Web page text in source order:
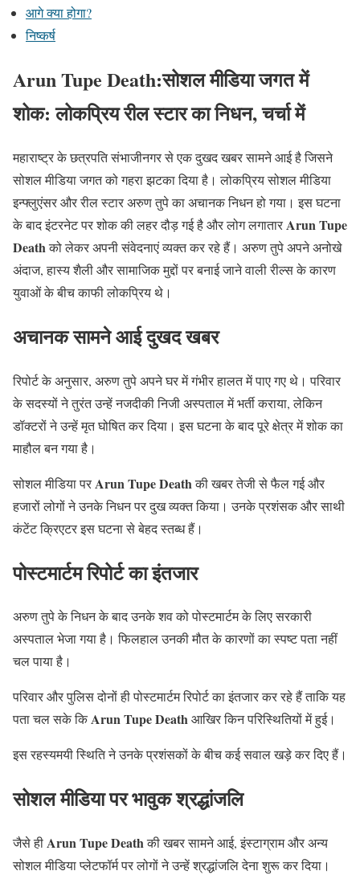
आगे क्या होगा?
निष्कर्ष
Arun Tupe Death:सोशल मीडिया जगत में
शोक: लोकप्रिय रील स्टार का निधन, चर्चा में
महाराष्ट्र के छत्रपति संभाजीनगर से एक दुखद खबर सामने आई है जिसने
सोशल मीडिया जगत को गहरा झटका दिया है। लोकप्रिय सोशल मीडिया
इन्फ्लुएंसर और रील स्टार अरुण तुपे का अचानक निधन हो गया। इस घटना
के बाद इंटरनेट पर शोक की लहर दौड़ गई है और लोग लगातारArun Tupe
Deathको लेकर अपनी संवेदनाएं व्यक्त कर रहे हैं। अरुण तुपे अपने अनोखे
अंदाज, हास्य शैली और सामाजिक मुद्दों पर बनाई जाने वाली रील्स के कारण
युवाओं के बीच काफी लोकप्रिय थे।
अचानक सामने आई दुखद खबर
रिपोर्ट के अनुसार, अरुण तुपे अपने घर में गंभीर हालत में पाए गए थे। परिवार
के सदस्यों ने तुरंत उन्हें नजदीकी निजी अस्पताल में भर्ती कराया, लेकिन
डॉक्टरों ने उन्हें मृत घोषित कर दिया। इस घटना के बाद पूरे क्षेत्र में शोक का
माहौल बन गया है।
सोशल मीडिया परArun Tupe Deathकी खबर तेजी से फैल गई और
हजारों लोगों ने उनके निधन पर दुख व्यक्त किया। उनके प्रशंसक और साथी
कंटेंट क्रिएटर इस घटना से बेहद स्तब्ध हैं।
पोस्टमार्टम रिपोर्ट का इंतजार
अरुण तुपे के निधन के बाद उनके शव को पोस्टमार्टम के लिए सरकारी
अस्पताल भेजा गया है। फिलहाल उनकी मौत के कारणों का स्पष्ट पता नहीं
चल पाया है।
परिवार और पुलिस दोनों ही पोस्टमार्टम रिपोर्ट का इंतजार कर रहे हैं ताकि यह
पता चल सके किArun Tupe Deathआखिर किन परिस्थितियों में हुई।
इस रहस्यमयी स्थिति ने उनके प्रशंसकों के बीच कई सवाल खड़े कर दिए हैं।
सोशल मीडिया पर भावुक श्रद्धांजलि
जैसे हीArun Tupe Deathकी खबर सामने आई, इंस्टाग्राम और अन्य
सोशल मीडिया प्लेटफॉर्म पर लोगों ने उन्हें श्रद्धांजलि देना शुरू कर दिया।